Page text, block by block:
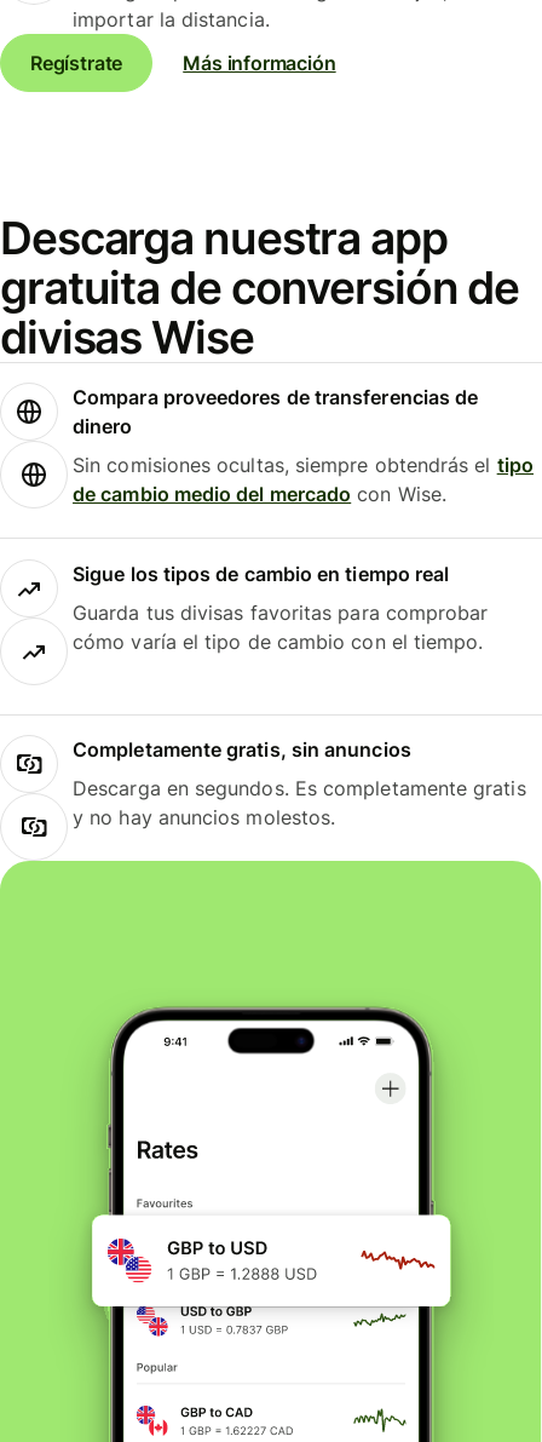
importar la distancia.
Regístrate
Más información
Descarga nuestra app
gratuita de conversión de
divisas Wise
Compara proveedores de transferencias de
dinero
Sin comisiones ocultas, siempre obtendrás el tipo
de cambio medio del mercado con Wise.
Sigue los tipos de cambio en tiempo real
Guarda tus divisas favoritas para comprobar
cómo varía el tipo de cambio con el tiempo.
Completamente gratis, sin anuncios
Descarga en segundos. Es completamente gratis
y no hay anuncios molestos.